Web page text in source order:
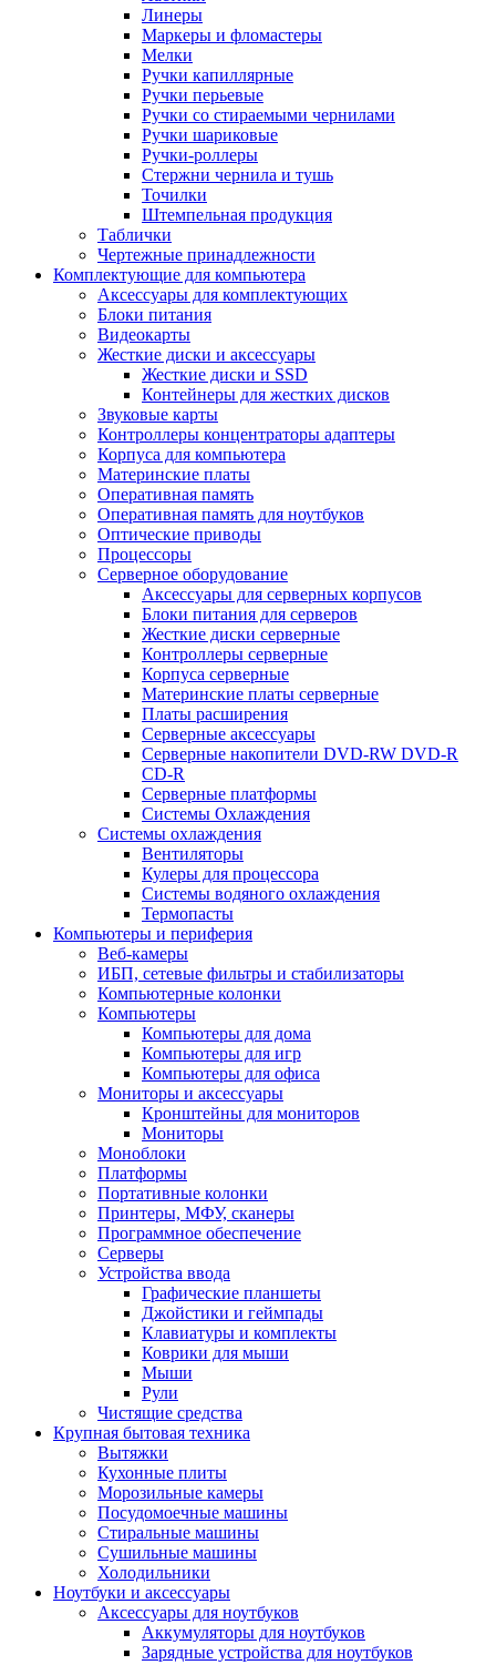
Линеры
Маркеры и фломастеры
Мелки
Ручки капиллярные
Ручки перьевые
Ручки со стираемыми чернилами
Ручки шариковые
Ручки-роллеры
Стержни чернила и тушь
Точилки
Штемпельная продукция
Таблички
Чертежные принадлежности
Комплектующие для компьютера
Аксессуары для комплектующих
Блоки питания
Видеокарты
Жесткие диски и аксессуары
Жесткие диски и SSD
Контейнеры для жестких дисков
Звуковые карты
Контроллеры концентраторы адаптеры
Корпуса для компьютера
Материнские платы
Оперативная память
Оперативная память для ноутбуков
Оптические приводы
Процессоры
Серверное оборудование
Аксессуары для серверных корпусов
Блоки питания для серверов
Жесткие диски серверные
Контроллеры серверные
Корпуса серверные
Материнские платы серверные
Платы расширения
Серверные аксессуары
Серверные накопители DVD-RW DVD-R
CD-R
Серверные платформы
Системы Охлаждения
Системы охлаждения
Вентиляторы
Кулеры для процессора
Системы водяного охлаждения
Термопасты
Компьютеры и периферия
Веб-камеры
ИБП, сетевые фильтры и стабилизаторы
Компьютерные колонки
Компьютеры
Компьютеры для дома
Компьютеры для игр
Компьютеры для офиса
Мониторы и аксессуары
Кронштейны для мониторов
Мониторы
Моноблоки
Платформы
Портативные колонки
Принтеры, МФУ, сканеры
Программное обеспечение
Серверы
Устройства ввода
Графические планшеты
Джойстики и геймпады
Клавиатуры и комплекты
Коврики для мыши
Мыши
Рули
Чистящие средства
Крупная бытовая техника
Вытяжки
Кухонные плиты
Морозильные камеры
Посудомоечные машины
Стиральные машины
Сушильные машины
Холодильники
Ноутбуки и аксессуары
Аксессуары для ноутбуков
Аккумуляторы для ноутбуков
Зарядные устройства для ноутбуков